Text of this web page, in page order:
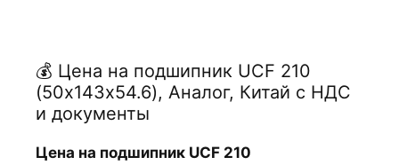
💰 Цена на подшипник UCF 210
(50х143х54.6), Аналог, Китай с НДС
и документы
Цена на подшипник UCF 210